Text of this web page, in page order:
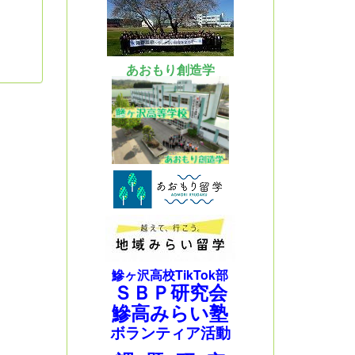
あおもり創造学
鰺ヶ沢高校TikTok部
ＳＢＰ研究会
鰺高みらい塾
ボランティア活動